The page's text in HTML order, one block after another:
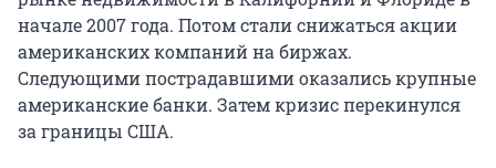
начале 2007 года. Потом стали снижаться акции
американских компаний на биржах.
Следующими пострадавшими оказались крупные
американские банки. Затем кризис перекинулся
за границы США.